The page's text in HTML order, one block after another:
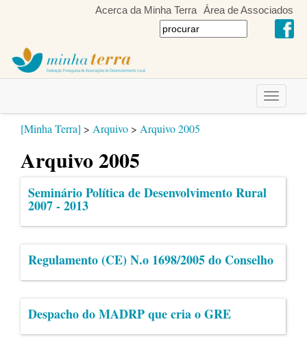
Acerca da Minha Terra Área de Associados
Toggle
[Minha Terra] > Arquivo > Arquivo 2005
Arquivo 2005
Seminário Política de Desenvolvimento Rural
2007 - 2013
Regulamento (CE) N.o 1698/2005 do Conselho
Despacho do MADRP que cria o GRE